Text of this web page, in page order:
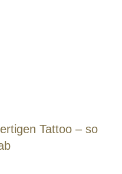
Tattoo – so